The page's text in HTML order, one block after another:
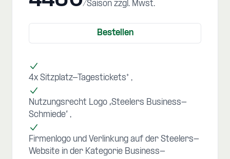
/Saison zzgl. Mwst.
Bestellen
4x Sitzplatz-Tagestickets*
Nutzungsrecht Logo „Steelers Business-
Schmiede“
Firmenlogo und Verlinkung auf der Steelers-
Website in der Kategorie Business-